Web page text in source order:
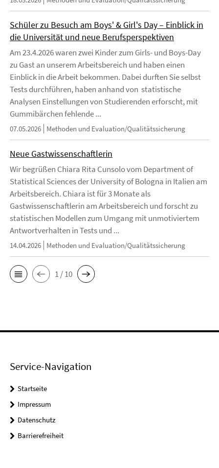
Schüler zu Besuch am Boys' & Girl's Day – Einblick in
die Universität und neue Berufsperspektiven
Am 23.4.2026 waren zwei Kinder zum Girls- und Boys-Day
zu Gast an unserem Arbeitsbereich und haben einen
Einblick in die Arbeit bekommen. Dabei durften Sie selbst
Tests durchführen, haben anhand von statistische
Analysen Einstellungen von Studierenden erforscht, mit
Gummibärchen fehlende ...
07.05.2026 Methoden und Evaluation/Qualitätssicherung
Neue Gastwissenschaftlerin
Wir begrüßen Chiara Rita Cunsolo vom Department of
Statistical Sciences der University of Bologna in Italien am
Arbeitsbereich. Chiara ist für 3 Monate als
Gastwissenschaftlerin am Arbeitsbereich und forscht zu
statistischen Modellen zum Umgang mit unmotiviertem
Antwortverhalten in Tests und ...
14.04.2026 Methoden und Evaluation/Qualitätssicherung
1 / 10
Service-Navigation
Startseite
Impressum
Datenschutz
Barrierefreiheit